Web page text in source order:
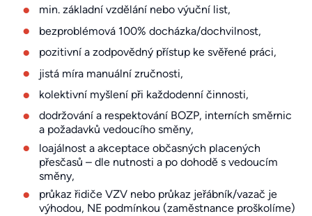
min. základní vzdělání nebo výuční list,
bezproblémová 100% docházka/dochvilnost,
pozitivní a zodpovědný přístup ke svěřené práci,
jistá míra manuální zručnosti,
kolektivní myšlení při každodenní činnosti,
dodržování a respektování BOZP, interních směrnic
a požadavků vedoucího směny,
loajálnost a akceptace občasných placených
přesčasů – dle nutnosti a po dohodě s vedoucím
směny,
průkaz řidiče VZV nebo průkaz jeřábník/vazač je
výhodou, NE podmínkou (zaměstnance proškolíme)